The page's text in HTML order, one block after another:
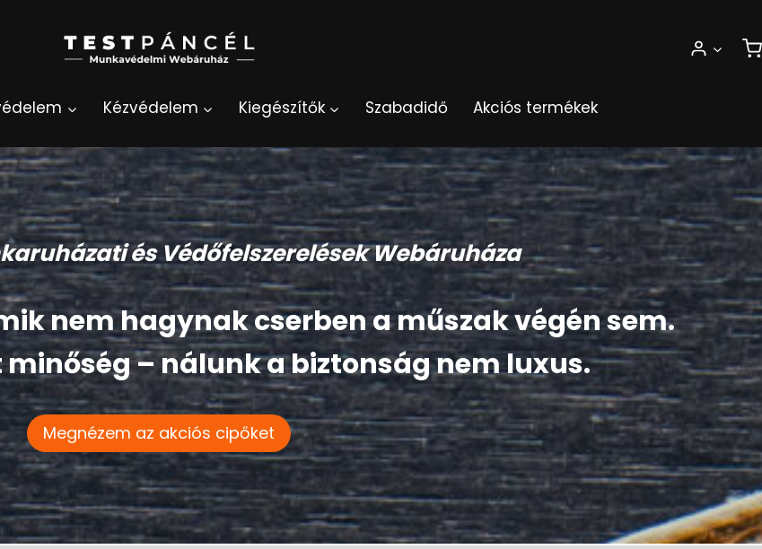
Kézvédelem Kiegészítők Szabadidő Akciós termékek
és Védőfelszerelések Webáruháza
nem hagynak cserben a műszak végén sem.
– nálunk a biztonság nem luxus.
Megnézem az akciós cipőket